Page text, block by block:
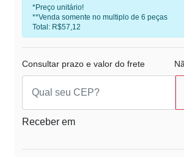
*Preço unitário!
**Venda somente no multiplo de 6 peças
Total: R$57,12
Consultar prazo e valor do frete
Receber em